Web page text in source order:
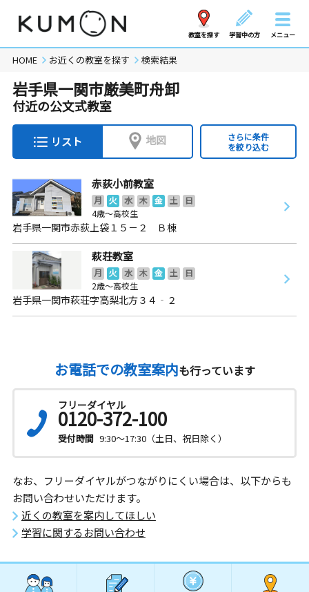
教室を探す 学習中の方 メニュー
HOME お近くの教室を探す 検索結果
岩手県一関市厳美町舟卸
付近の公文式教室
リスト 地図
さらに条件
を絞り込む
赤荻小前教室
月 火 水 木 金 土
日
4歳～高校生
岩手県一関市赤荻上袋１５－２ Ｂ棟
萩荘教室
月 火 水 木 金 土
日
2歳～高校生
岩手県一関市萩荘字高梨北方３４‐２
お電話での教室案内も行っています
フリーダイヤル
0120-372-100
受付時間 9:30～17:30（土日、祝日除く）
なお、フリーダイヤルがつながりにくい場合は、以下からも
お問い合わせいただけます。
近くの教室を案内してほしい
学習に関するお問い合わせ